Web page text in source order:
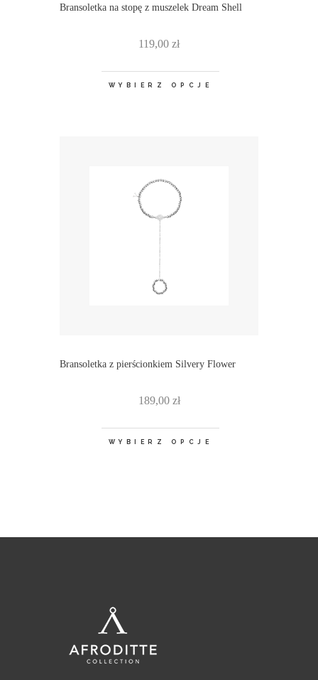
Bransoletka na stopę z muszelek Dream Shell
119,00 zł
WYBIERZ OPCJE
Bransoletka z pierścionkiem Silvery Flower
189,00 zł
WYBIERZ OPCJE